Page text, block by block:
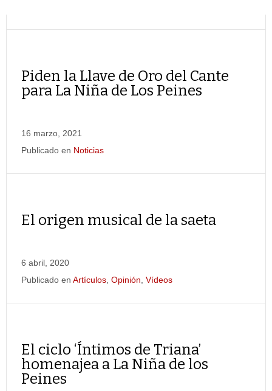
Piden la Llave de Oro del Cante
para La Niña de Los Peines
16 marzo, 2021
Publicado en Noticias
El origen musical de la saeta
6 abril, 2020
Publicado en Artículos Opinión Vídeos
El ciclo ‘Íntimos de Triana’
homenajea a La Niña de los
Peines